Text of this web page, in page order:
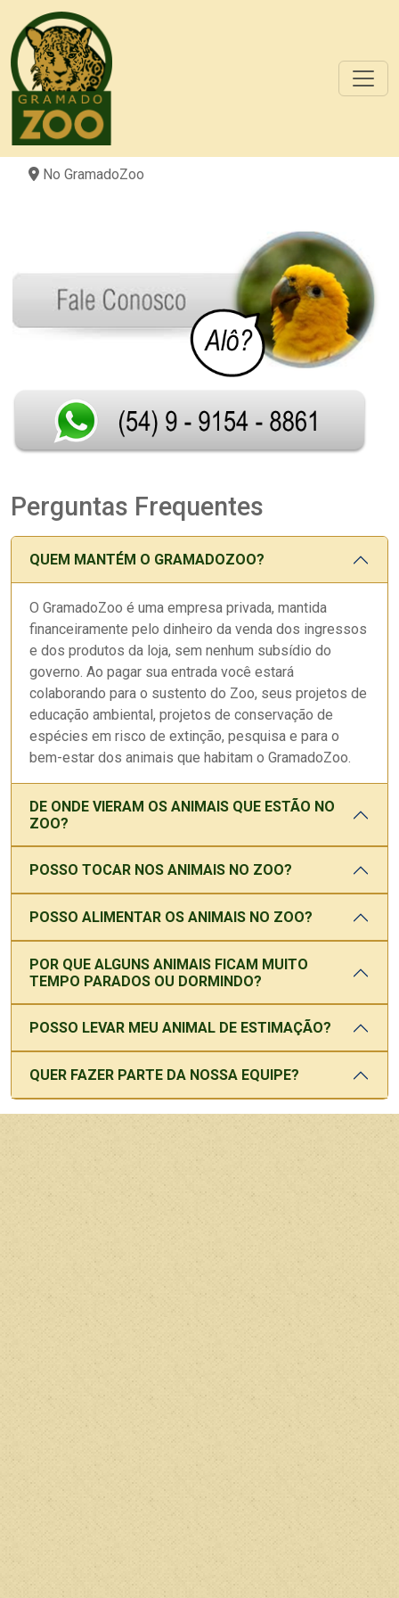
No GramadoZoo
Perguntas Frequentes
QUEM MANTÉM O GRAMADOZOO?
O GramadoZoo é uma empresa privada, mantida
financeiramente pelo dinheiro da venda dos ingressos
e dos produtos da loja, sem nenhum subsídio do
governo. Ao pagar sua entrada você estará
colaborando para o sustento do Zoo, seus projetos de
educação ambiental, projetos de conservação de
espécies em risco de extinção, pesquisa e para o
bem-estar dos animais que habitam o GramadoZoo.
DE ONDE VIERAM OS ANIMAIS QUE ESTÃO NO
ZOO?
POSSO TOCAR NOS ANIMAIS NO ZOO?
POSSO ALIMENTAR OS ANIMAIS NO ZOO?
POR QUE ALGUNS ANIMAIS FICAM MUITO
TEMPO PARADOS OU DORMINDO?
POSSO LEVAR MEU ANIMAL DE ESTIMAÇÃO?
QUER FAZER PARTE DA NOSSA EQUIPE?